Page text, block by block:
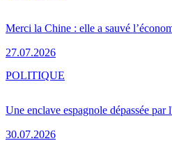
Merci la Chine : elle a sauvé
27.07.2026
Une enclave espagnole dépassée
30.07.2026
POLITIQUE